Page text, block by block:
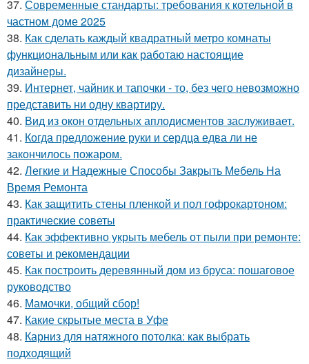
37. Современные стандарты: требования к котельной в
частном доме 2025
38. Как сделать каждый квадратный метро комнаты
функциональным или как работаю настоящие
дизайнеры.
39. Интернет, чайник и тапочки - то, без чего невозможно
представить ни одну квартиру.
40. Вид из окон отдельных аплодисментов заслуживает.
41. Когда предложение руки и сердца едва ли не
закончилось пожаром.
42. Легкие и Надежные Способы Закрыть Мебель На
Время Ремонта
43. Как защитить стены пленкой и пол гофрокартоном:
практические советы
44. Как эффективно укрыть мебель от пыли при ремонте:
советы и рекомендации
45. Как построить деревянный дом из бруса: пошаговое
руководство
46. Мамочки, общий сбор!
47. Какие скрытые места в Уфе
48. Карниз для натяжного потолка: как выбрать
подходящий